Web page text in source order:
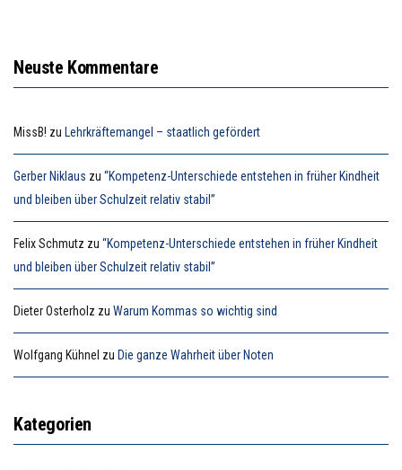
Neuste Kommentare
MissB! zu Lehrkräftemangel – staatlich gefördert
Gerber Niklaus zu “Kompetenz-Unterschiede entstehen in früher Kindheit
und bleiben über Schulzeit relativ stabil”
Felix Schmutz zu “Kompetenz-Unterschiede entstehen in früher Kindheit
und bleiben über Schulzeit relativ stabil”
Dieter Osterholz zu Warum Kommas so wichtig sind
Wolfgang Kühnel zu Die ganze Wahrheit über Noten
Kategorien